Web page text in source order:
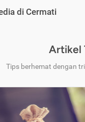
di Cermati
Artikel
Tips berhemat dengan